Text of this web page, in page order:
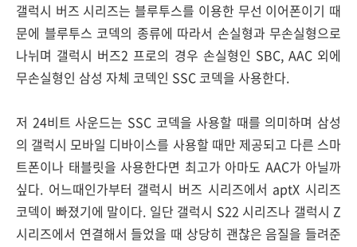
갤럭시 버즈 시리즈는 블루투스를 이용한 무선 이어폰이기 때
문에 블루투스 코덱의 종류에 따라서 손실형과 무손실형으로
나뉘며 갤럭시 버즈2 프로의 경우 손실형인 SBC, AAC 외에
무손실형인 삼성 자체 코덱인 SSC 코덱을 사용한다.
저 24비트 사운드는 SSC 코덱을 사용할 때를 의미하며 삼성
의 갤럭시 모바일 디바이스를 사용할 때만 제공되고 다른 스마
트폰이나 태블릿을 사용한다면 최고가 아마도 AAC가 아닐까
싶다. 어느때인가부터 갤럭시 버즈 시리즈에서 aptX 시리즈
코덱이 빠졌기에 말이다. 일단 갤럭시 S22 시리즈나 갤럭시 Z
시리즈에서 연결해서 들었을 때 상당히 괜찮은 음질을 들려준